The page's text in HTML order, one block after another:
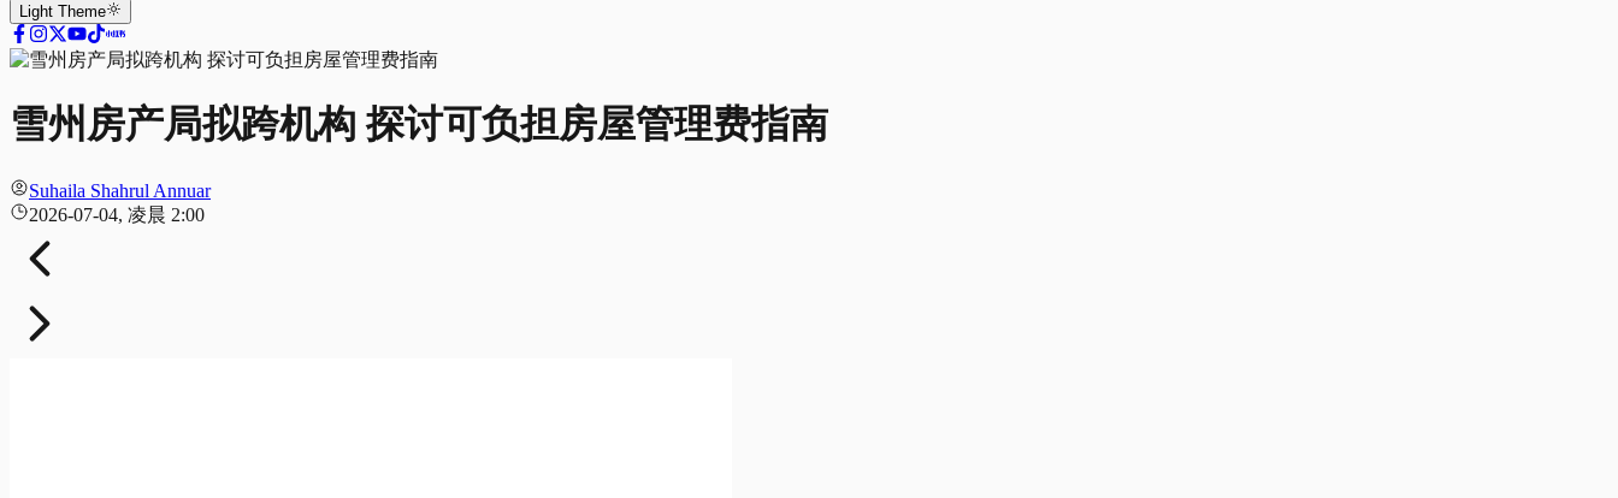
Light Theme
雪州房产局拟跨机构 探讨可负担房屋管理费指南
Suhaila Shahrul Annuar
2026-07-04, 凌晨 2:00